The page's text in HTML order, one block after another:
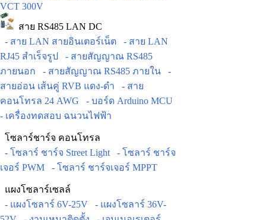
VCT 300V
สาย RS485 LAN DC
- สาย LAN สายอินเตอร์เน็ต
- สาย LAN
RJ45 สำเร็จรูป
- สายสัญญาณ RS485
ภายนอก
- สายสัญญาณ RS485 ภายใน
-
สายอ่อน เส้นคู่ RVB แดง-ดำ
- สาย
คอนโทรล 24 AWG
- บอร์ด Arduino MCU
- เครื่องทดสอบ ฉนวนไฟฟ้า
โซลาร์ชาร์จ คอนโทรล
- โซลาร์ ชาร์จ Street Light
- โซลาร์ ชาร์จ
เจอร์ PWM
- โซลาร์ ชาร์จเจอร์ MPPT
แผงโซลาร์เซลล์
- แผงโซลาร์ 6V-25V
- แผงโซลาร์ 36V-